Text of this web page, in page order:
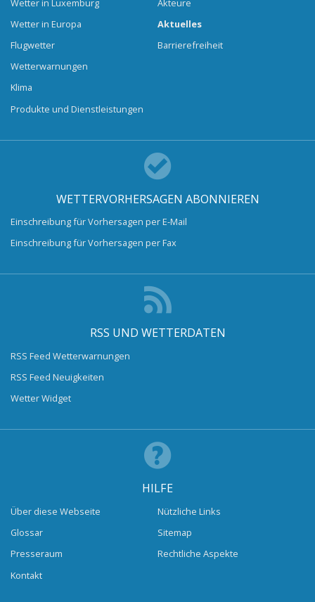
Wetter in Luxemburg
Wetter in Europa
Flugwetter
Wetterwarnungen
Klima
Produkte und Dienstleistungen
Akteure
Aktuelles
Barrierefreiheit
WETTERVORHERSAGEN ABONNIEREN
Einschreibung für Vorhersagen per E-Mail
Einschreibung für Vorhersagen per Fax
RSS UND WETTERDATEN
RSS Feed Wetterwarnungen
RSS Feed Neuigkeiten
Wetter Widget
HILFE
Über diese Webseite
Glossar
Presseraum
Kontakt
Nützliche Links
Sitemap
Rechtliche Aspekte